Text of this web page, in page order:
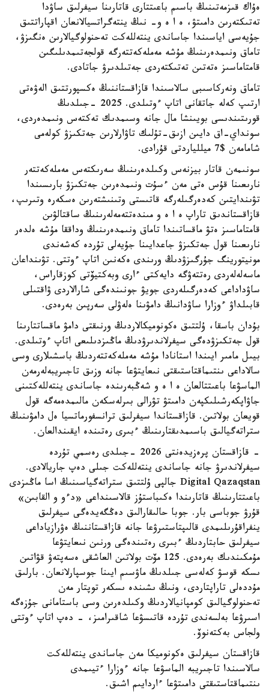
ەۇاك قىزمەتىنىڭ باسىم باعىتتارى قاتارىنا سيفرلىق ساۋدا
تەتىكتەرىن دامىتۋ، ە ا ە و- نىڭ ينتەگراتسيالانعان اقپاراتتىق
جۇيەسى اياسىندا جاساندى ينتەللەكت تەحنولوگيالارىن ەنگىزۋ،
تاماق ونىمدەرىنىڭ مۇشە مەملەكەتتەرگە قولجەتىمدىلىگىن
قامتاماسىز ەتەتىن تەتىكتەردى جەتىلدىرۋ جاتادى.
تاماق ونەركاسىبى سالاسىندا قازاقستاننىڭ ەكسپورتتىق الەۋەتى
ارتىپ كەلە جاتقانى اتاپ ءوتىلدى. 2025 -جىلدىڭ
قورىتىندىسى بويىنشا مال جانە وسىمدىك تەكتەس ونىمدەردى،
سونداي-اق دايىن ازىق-تۇلىك تاۋارلارىن جەتكىزۋ كولەمى
شامامەن $7 ميللياردتى قۇرادى.
سونىمەن قاتار بيزنەس وكىلدەرىنىڭ سەرىكتەس مەملەكەتتەر
نارىعىنا قۇس ەتى مەن ءسۇت ونىمدەرىن جەتكىزۋ بارىسىندا
تۋىندايتىن كەدەرگىلەرگە قاتىستى وتىنىشتەرىن ەسكەرە وتىرىپ،
قازاقستاندىق تاراپ ە ا ە و مىندەتتەمەلەرىنىڭ ساقتالۋىن
قامتاماسىز ەتۋ ماقساتىندا تاماق ونىمدەرىنىڭ وداققا مۇشە ەلدەر
نارىعىنا قول جەتكىزۋ جاعدايىنا جۇيەلى تۇردە كەشەندى
مونيتورينگ جۇرگىزۋدىڭ ورىندى ەكەنىن اتاپ ءوتتى. تۋىنداعان
ماسەلەلەردى رەتتەۋگە دايەكتى ءارى وبەكتيۆتى كوزقاراس،
ساۋداداعى كەدەرگىلەردى جويۋ جونىندەگى شارالاردى ۋاقتىلى
قابىلداۋ ءوزارا ساۋدانىڭ دامۋىنا ەلەۋلى سەرپىن بەرەدى.
بۇدان باسقا، ۇلتتىق ەكونوميكالاردىڭ ورنىقتى دامۋ ماقساتتارىنا
قول جەتكىزۋدەگى سيفرلاندىرۋدىڭ ماڭىزدىلىعى اتاپ ءوتىلدى.
بيىل مامىر ايىندا استانادا مۇشە مەملەكەتتەردىڭ باسشىلارى وسى
سالاداعى ىنتىماقتاستىقتى نىعايتۋعا جانە وزىق تاجىريبەلەرمەن
الماسۋعا باعىتتالعان ە ا ە و شەڭبەرىندە جاساندى ينتەللەكتىنى
جاۋاپكەرشىلىكپەن دامىتۋ تۋرالى بىرلەسكەن مالىمدەمەگە قول
قويعان بولاتىن. قازاقستاندا سيفرلىق ترانسفورماتسيا ەل دامۋىنىڭ
ستراتەگيالىق باسىمدىقتارىنىڭ ءبىرى رەتىندە ايقىندالعان.
- قازاقستان پرەزيدەنتى 2026 -جىلدى رەسمي تۇردە
سيفرلاندىرۋ جانە جاساندى ينتەللەكت جىلى دەپ جاريالادى.
Digital Qazaqstan جالپى ۇلتتىق ستراتەگياسىنىڭ اسا ماڭىزدى
باعىتتارىنىڭ قاتارىندا ەكىباستۇز قالاسىنداعى «دءو و القابىن»
قۇرۋ جوباسى بار. جوبا حالىقارالىق دەڭگەيدەگى سيفرلىق
ينفراقۇرىلىمدى قالىپتاستىرۋعا جانە قازاقستاننىڭ ەۋرازياداعى
سيفرلىق حابتاردىڭ ءبىرى رەتىندەگى ورنىن نىعايتۋعا
مۇمكىندىك بەرەدى. 125 مۆت بولاتىن العاشقى ەسەپتەۋ قۋاتىن
ىسكە قوسۋ كەلەسى جىلدىڭ ماۋسىم ايىنا جوسپارلانعان. بارلىق
مۇددەلى تاراپتاردى، ونىڭ ىشىندە ىسكەر توپتار مەن
تەحنولوگيالىق كومپانيالاردىڭ وكىلدەرىن وسى باستامانى جۇزەگە
اسىرۋعا بەلسەندى تۇردە قاتىسۋعا شاقىرامىز، - دەپ اتاپ ءوتتى
ولجاس بەكتەنوۆ.
قازاقستان سيفرلىق ەكونوميكا مەن جاساندى ينتەللەكت
سالاسىندا تاجىريبە الماسۋعا جانە ءوزارا ءتيىمدى
ىنتىماقتاستىقتى دامىتۋعا ءاردايىم اشىق.